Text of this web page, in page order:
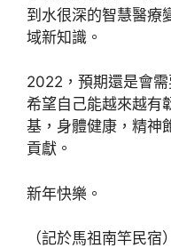
到水很深的智慧醫療
域新知識。
2022，預期還是會
希望自己能越來越有
基，身體健康，精神
貢獻。
新年快樂。
（記於馬祖南竿民宿）